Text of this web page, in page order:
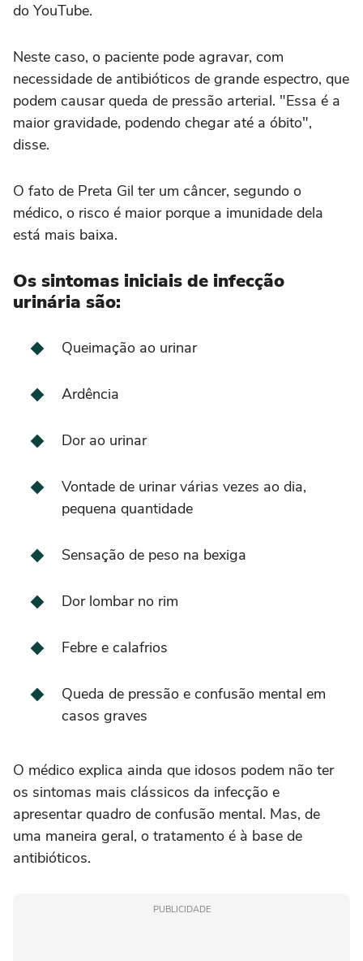
do YouTube.
Neste caso, o paciente pode agravar, com
necessidade de antibióticos de grande espectro, que
podem causar queda de pressão arterial. "Essa é a
maior gravidade, podendo chegar até a óbito",
disse.
O fato de Preta Gil ter um câncer, segundo o
médico, o risco é maior porque a imunidade dela
está mais baixa.
Os sintomas iniciais de infecção
urinária são:
Queimação ao urinar
Ardência
Dor ao urinar
Vontade de urinar várias vezes ao dia,
pequena quantidade
Sensação de peso na bexiga
Dor lombar no rim
Febre e calafrios
Queda de pressão e confusão mental em
casos graves
O médico explica ainda que idosos podem não ter
os sintomas mais clássicos da infecção e
apresentar quadro de confusão mental. Mas, de
uma maneira geral, o tratamento é à base de
antibióticos.
PUBLICIDADE